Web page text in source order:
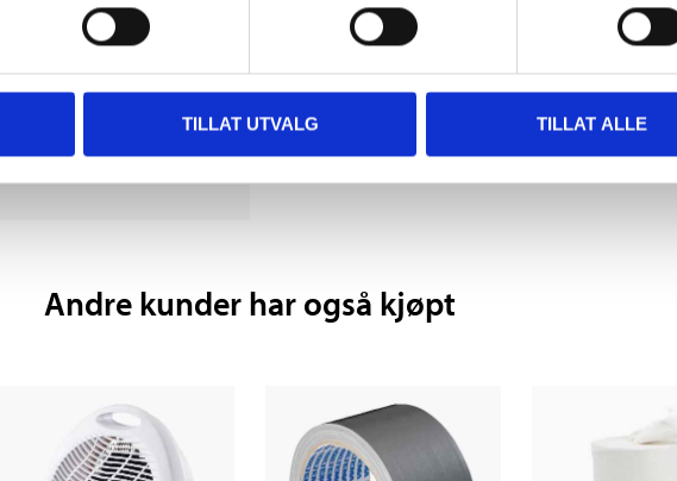
TILLAT UTVALG TILLAT ALLE
DEL OPP DIN BETALING
Andre kunder har også kjøpt